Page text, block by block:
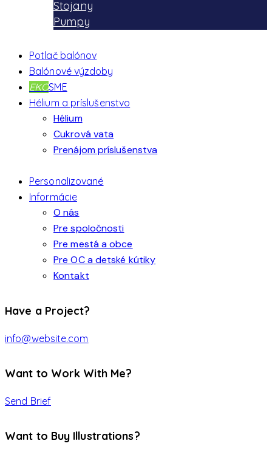
Stojany
Pumpy
Potlač balónov
Balónové výzdoby
EKOSME
Hélium a príslušenstvo
Hélium
Cukrová vata
Prenájom príslušenstva
Personalizované
Informácie
O nás
Pre spoločnosti
Pre mestá a obce
Pre OC a detské kútiky
Kontakt
Have a Project?
info@website.com
Want to Work With Me?
Send Brief
Want to Buy Illustrations?